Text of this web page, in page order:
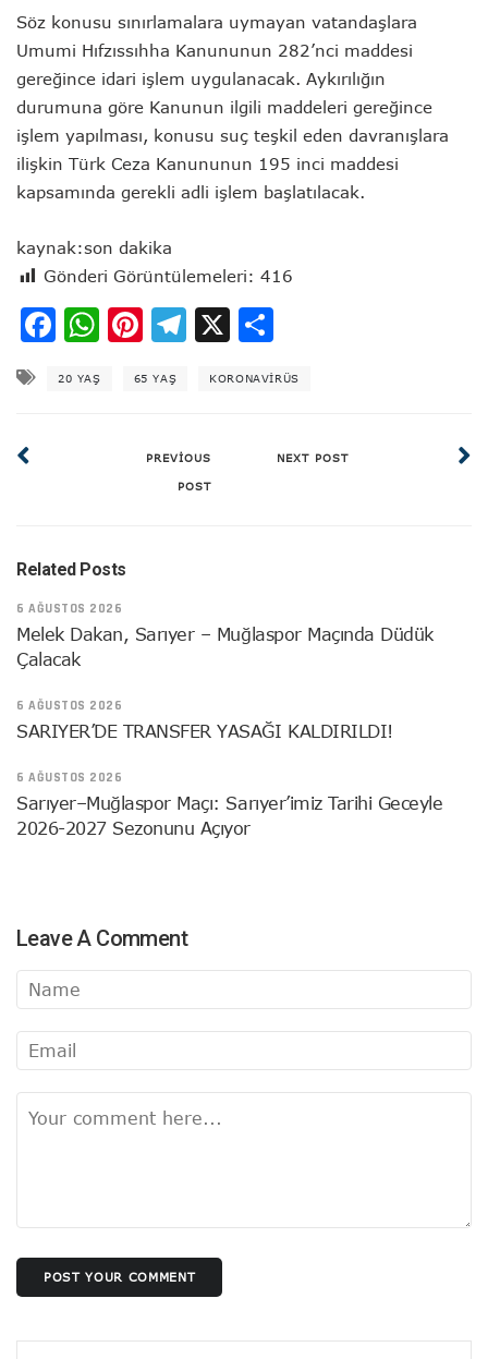
Söz konusu sınırlamalara uymayan vatandaşlara
Umumi Hıfzıssıhha Kanununun 282’nci maddesi
gereğince idari işlem uygulanacak. Aykırılığın
durumuna göre Kanunun ilgili maddeleri gereğince
işlem yapılması, konusu suç teşkil eden davranışlara
ilişkin Türk Ceza Kanununun 195 inci maddesi
kapsamında gerekli adli işlem başlatılacak.
kaynak:son dakika
Gönderi Görüntülemeleri: 416
Facebook
WhatsApp
Pinterest
Telegram
X
20 YAŞ 65 YAŞ KORONAVIRÜS
PREVIOUS
POST
NEXT POST
Related Posts
6 AĞUSTOS 2026
Melek Dakan, Sarıyer – Muğlaspor Maçında Düdük
Çalacak
6 AĞUSTOS 2026
SARIYER’DE TRANSFER YASAĞI KALDIRILDI!
6 AĞUSTOS 2026
Sarıyer–Muğlaspor Maçı: Sarıyer’imiz Tarihi Geceyle
2026-2027 Sezonunu Açıyor
Leave A Comment
POST YOUR COMMENT